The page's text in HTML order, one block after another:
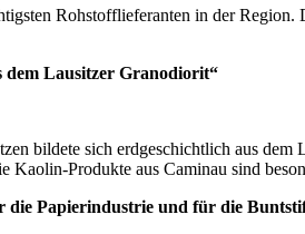
Rohstofflieferanten in der
dem Lausitzer Granodiorit“
bildete sich erdgeschichtlich aus
Kaolin-Produkte aus Caminau sind
die Papierindustrie und für die